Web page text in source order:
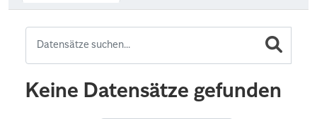
Keine Datensätze gefunden